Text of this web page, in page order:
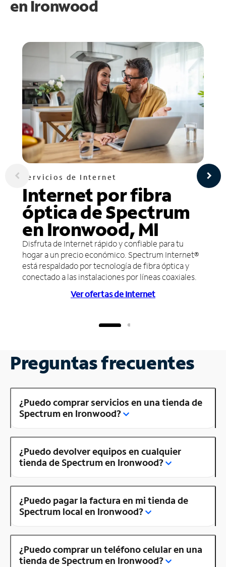
en Ironwood
Servicios de Internet
Internet por fibra
óptica de Spectrum
en Ironwood, MI
Disfruta de Internet rápido y confiable para tu
hogar a un precio económico. Spectrum Internet®
está respaldado por tecnología de fibra óptica y
conectado a las instalaciones por líneas coaxiales.
Ver ofertas de Internet
Preguntas frecuentes
¿Puedo comprar servicios en una tienda de
Spectrum en Ironwood?
¿Puedo devolver equipos en cualquier
tienda de Spectrum en Ironwood?
¿Puedo pagar la factura en mi tienda de
Spectrum local en Ironwood?
¿Puedo comprar un teléfono celular en una
tienda de Spectrum en Ironwood?